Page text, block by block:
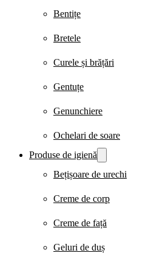
Bentițe
Bretele
Curele și brățări
Gentuțe
Genunchiere
Ochelari de soare
Produse de igienă
Bețișoare de urechi
Creme de corp
Creme de față
Geluri de duș